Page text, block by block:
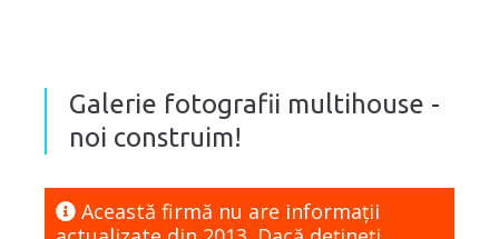
Galerie fotografii multihouse -
noi construim!
Această firmă nu are informaţii